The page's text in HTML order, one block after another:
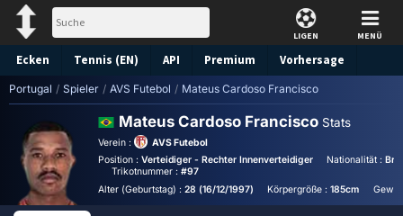
LIGEN MENÜ
Ecken Tennis (EN) API Premium Vorhersage
Portugal / Spieler / AVS Futebol / Mateus Cardoso Francisco
Mateus Cardoso Francisco Stats
Verein :
AVS Futebol
Position : Verteidiger - Rechter Innenverteidiger Nationalität :
Trikotnummer :#97
Alter (Geburtstag) : 28 (16/12/1997) Körpergröße :185cm